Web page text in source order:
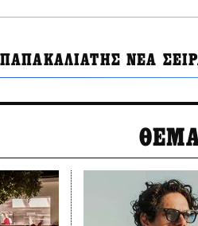
ΠΑΠΑΚΑΛΙΑΤΗΣ ΝΕΑ